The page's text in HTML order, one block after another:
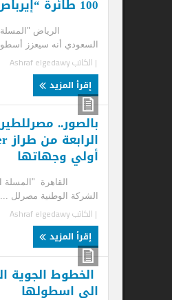
الرياض "المسلة السياحية" ....
السعودي أنه سيعزز أسطوله بـ50 طائرة جد ...
Ashraf elgedawy
بالصور.. مصرللطيران
أولي وجهاتها
القاهرة "المسلة السياحية" ....
الشركة الوطنية مصرلل ...
Ashraf elgedawy
الخطوط الجوية التركية
الى اسطولها